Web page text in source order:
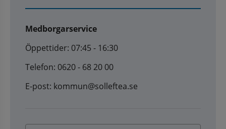
Medborgarservice
Öppettider: 07:45 - 16:30
Telefon: 0620 - 68 20 00
E-post: kommun@solleftea.se